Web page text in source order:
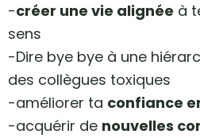
-créer une vie alignée à
sens
-Dire bye bye à une
des collègues toxiques
-améliorer ta confiance
-acquérir de nouvelles